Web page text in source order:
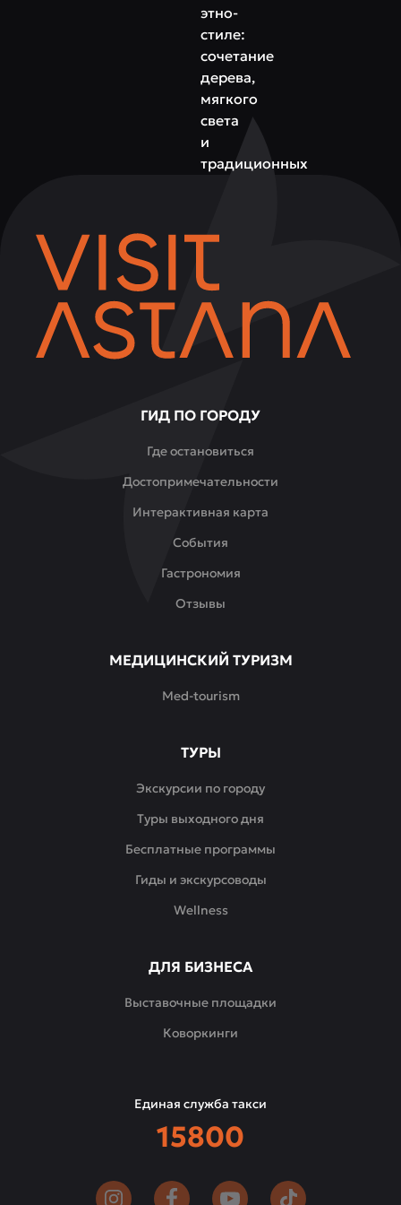
этно-
стиле:
сочетание
дерева,
мягкого
света
и
традиционных
уюта.
Damdes
подходит
для
встреч
деловых
встреч
спокойных
обедов
—
гармония
и
где
каждая
деталь
для
комфорта
удовольствия.
ГИД ПО ГОРОДУ
Где остановиться
Достопримечательности
Интерактивная карта
События
Гастрономия
Отзывы
МЕДИЦИНСКИЙ ТУРИЗМ
Med-tourism
ТУРЫ
Экскурсии по городу
Туры выходного дня
Бесплатные программы
Гиды и экскурсоводы
Wellness
ДЛЯ БИЗНЕСА
Выставочные площадки
Коворкинги
Единая служба такси
15800